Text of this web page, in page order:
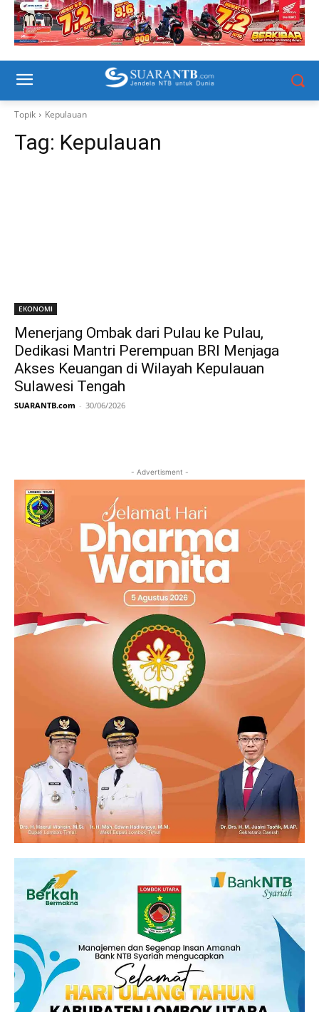
Topik Kepulauan
Tag: Kepulauan
EKONOMI
Menerjang Ombak dari Pulau ke Pulau,
Dedikasi Mantri Perempuan BRI Menjaga
Akses Keuangan di Wilayah Kepulauan
Sulawesi Tengah
SUARANTB.com - 30/06/2026
- Advertisment -